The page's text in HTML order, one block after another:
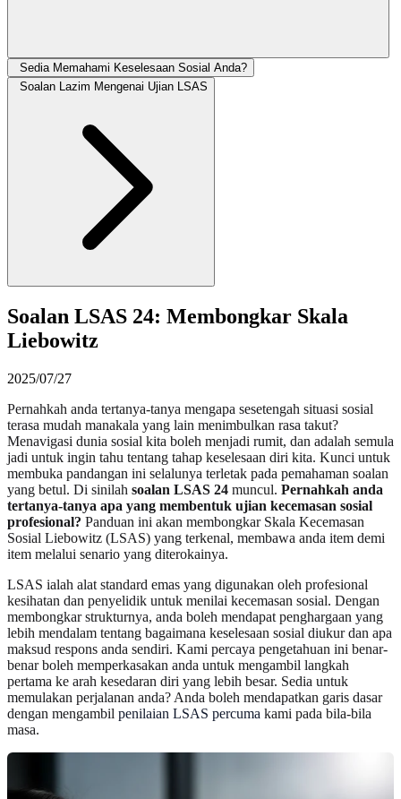
Sedia Memahami Keselesaan Sosial Anda?
Soalan Lazim Mengenai Ujian LSAS
Soalan LSAS 24: Membongkar Skala
Liebowitz
2025/07/27
Pernahkah anda tertanya-tanya mengapa sesetengah situasi sosial
terasa mudah manakala yang lain menimbulkan rasa takut?
Menavigasi dunia sosial kita boleh menjadi rumit, dan adalah semula
jadi untuk ingin tahu tentang tahap keselesaan diri kita. Kunci untuk
membuka pandangan ini selalunya terletak pada pemahaman soalan
yang betul. Di sinilah soalan LSAS 24 muncul. Pernahkah anda
tertanya-tanya apa yang membentuk ujian kecemasan sosial
profesional? Panduan ini akan membongkar Skala Kecemasan
Sosial Liebowitz (LSAS) yang terkenal, membawa anda item demi
item melalui senario yang diterokainya.
LSAS ialah alat standard emas yang digunakan oleh profesional
kesihatan dan penyelidik untuk menilai kecemasan sosial. Dengan
membongkar strukturnya, anda boleh mendapat penghargaan yang
lebih mendalam tentang bagaimana keselesaan sosial diukur dan apa
maksud respons anda sendiri. Kami percaya pengetahuan ini benar-
benar boleh memperkasakan anda untuk mengambil langkah
pertama ke arah kesedaran diri yang lebih besar. Sedia untuk
memulakan perjalanan anda? Anda boleh mendapatkan garis dasar
dengan mengambil penilaian LSAS percuma kami pada bila-bila
masa.